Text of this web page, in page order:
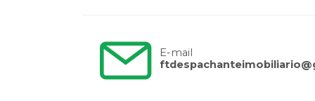
E-mail